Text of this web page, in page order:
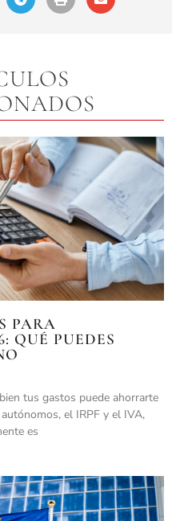
PARA
QUÉ PUEDES
tus gastos puede ahorrarte
el IRPF y el IVA,
es